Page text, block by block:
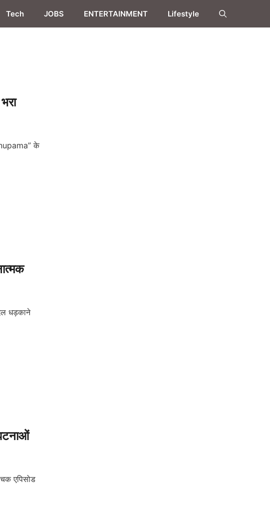
Tech JOBS ENTERTAINMENT Lifestyle
के
धड़काने
एपिसोड